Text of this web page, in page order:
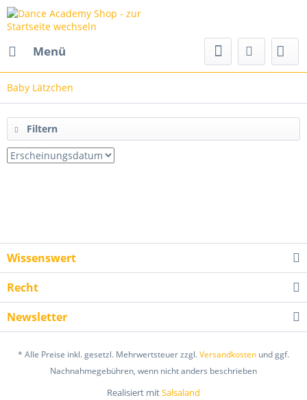
Menü
Baby Lätzchen
Filtern
Wissenswert
Recht
Newsletter
* Alle Preise inkl. gesetzl. Mehrwertsteuer zzgl.Versandkosten und ggf.
Nachnahmegebühren, wenn nicht anders beschrieben
Realisiert mitSalsaland